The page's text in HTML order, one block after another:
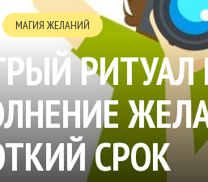
МАГИЯ ЖЕЛАНИЙ
РИТУАЛ
СРОК